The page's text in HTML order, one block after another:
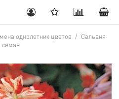
однолетних цветов / Сальвия
семян